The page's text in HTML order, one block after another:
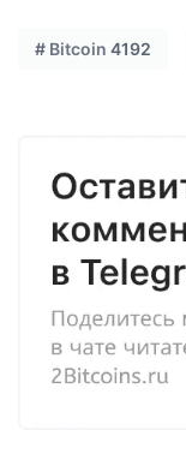
# Bitcoin 4192